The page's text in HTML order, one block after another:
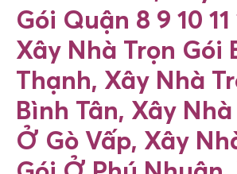
Gói Quận 8 9 10
Xây Nhà Trọn Gói
Thạnh, Xây Nhà
Bình Tân, Xây
Ở Gò Vấp, Xây